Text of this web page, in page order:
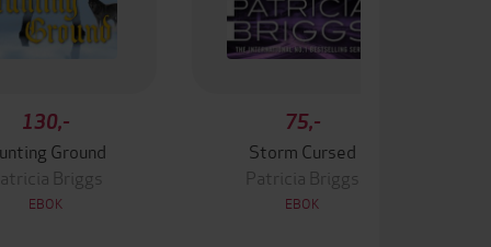
130,-
Ground
Briggs
EBOK
75,-
Storm Cursed
Patricia Briggs
EBOK